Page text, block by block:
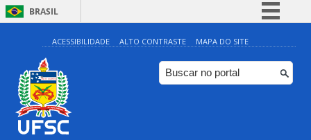
BRASIL
Simplifique!
Comunica BR
Participe
ACESSIBILIDADE ALTO CONTRASTE MAPA DO SITE